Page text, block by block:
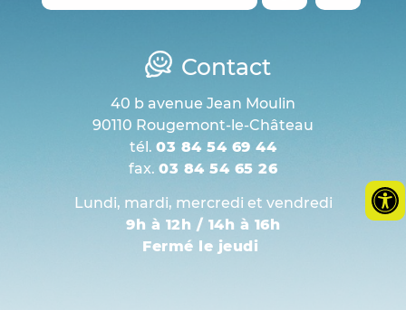
Contact
40 b avenue Jean Moulin
90110 Rougemont-le-Château
tél. 03 84 54 69 44
fax. 03 84 54 65 26
Lundi, mardi, mercredi et vendredi
9h à 12h / 14h à 16h
Fermé le jeudi